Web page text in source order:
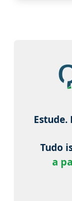
Estude.
Tudo
a